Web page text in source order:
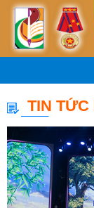
TIN TỨC